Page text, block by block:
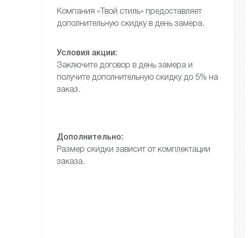
Компания «Твой стиль» предоставляет
дополнительную скидку в день замера.
Условия акции:
Заключите договор в день замера и
получите дополнительную скидку до 5% на
заказ.
Дополнительно:
Размер скидки зависит от комплектации
заказа.